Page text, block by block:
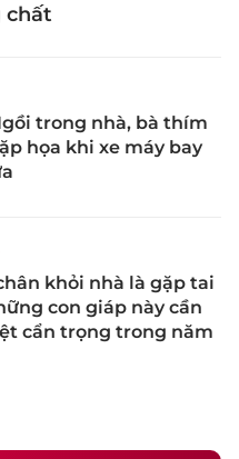
chất
trong nhà, bà thím
họa khi xe máy bay
khỏi nhà là gặp tai
con giáp này cần
cẩn trọng trong năm